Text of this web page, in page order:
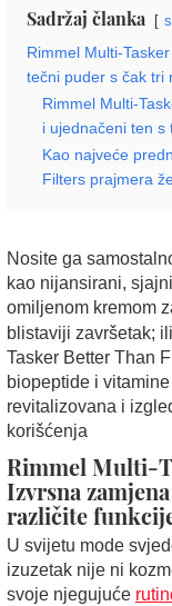
Sadržaj članka
Rimmel Multi-
tečni puder s čak tri
Rimmel Multi-
i ujednačeni ten s
Kao najveće
Filters prajmera
Nosite ga
kao nijansirani,
omiljenom kremom
blistaviji završetak;
Tasker Better Than
biopeptide i
revitalizovana i
korišćenja
Rimmel Multi-
Izvrsna
različite
U svijetu mode
izuzetak nije ni
svoje njegujuće